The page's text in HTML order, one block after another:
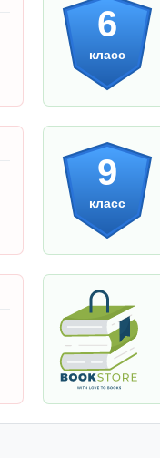
6
класс
9
класс